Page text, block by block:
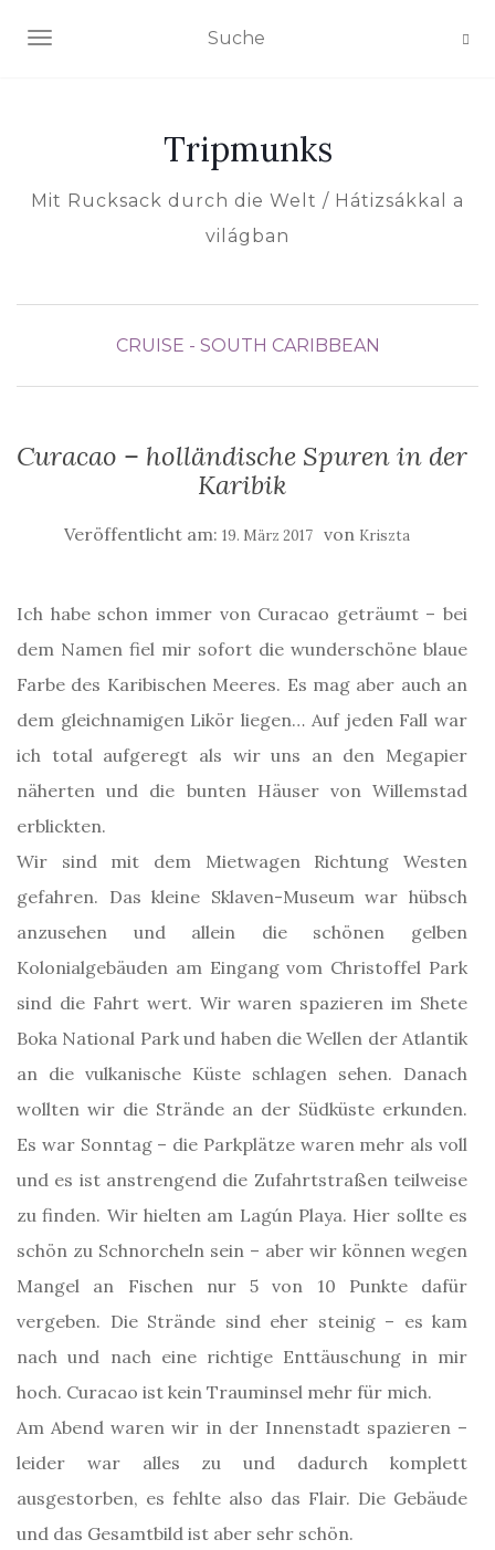
NAVIGATION EIN-/AUSSCHALTEN
Tripmunks
Mit Rucksack durch die Welt / Hátizsákkal a
világban
CRUISE - SOUTH CARIBBEAN
Curacao – holländische Spuren in der
Karibik
Veröffentlicht am: 19. März 2017 von Kriszta
Ich habe schon immer von Curacao geträumt – bei
dem Namen fiel mir sofort die wunderschöne blaue
Farbe des Karibischen Meeres. Es mag aber auch an
dem gleichnamigen Likör liegen… Auf jeden Fall war
ich total aufgeregt als wir uns an den Megapier
näherten und die bunten Häuser von Willemstad
erblickten.
Wir sind mit dem Mietwagen Richtung Westen
gefahren. Das kleine Sklaven-Museum war hübsch
anzusehen und allein die schönen gelben
Kolonialgebäuden am Eingang vom Christoffel Park
sind die Fahrt wert. Wir waren spazieren im Shete
Boka National Park und haben die Wellen der Atlantik
an die vulkanische Küste schlagen sehen. Danach
wollten wir die Strände an der Südküste erkunden.
Es war Sonntag – die Parkplätze waren mehr als voll
und es ist anstrengend die Zufahrtstraßen teilweise
zu finden. Wir hielten am Lagún Playa. Hier sollte es
schön zu Schnorcheln sein – aber wir können wegen
Mangel an Fischen nur 5 von 10 Punkte dafür
vergeben. Die Strände sind eher steinig – es kam
nach und nach eine richtige Enttäuschung in mir
hoch. Curacao ist kein Trauminsel mehr für mich.
Am Abend waren wir in der Innenstadt spazieren –
leider war alles zu und dadurch komplett
ausgestorben, es fehlte also das Flair. Die Gebäude
und das Gesamtbild ist aber sehr schön.